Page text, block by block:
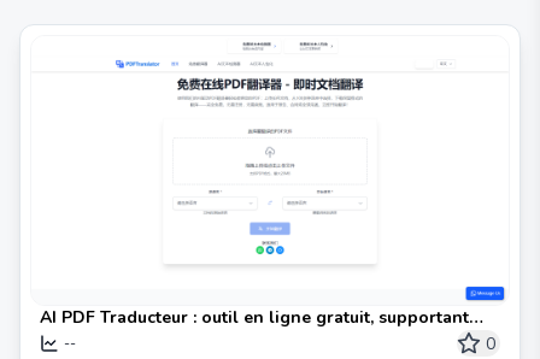
AI PDF Traducteur : outil en ligne gratuit, supportant
plus de 100 langues | Traducteur PDF Gratuit
-- 0